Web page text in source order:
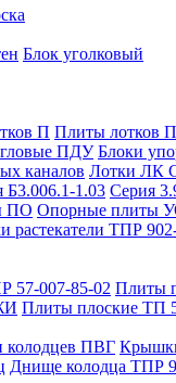
Блок уголковый
П Плиты лотков
ПДУ Блоки
каналов Лотки ЛК
Б3.006.1-1.03 Серия
ПО Опорные плиты
растекатели ТПР
57-007-85-02 Плиты
Плиты плоские ТП
ПВГ
Днище колодца ТПР